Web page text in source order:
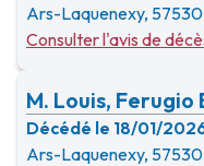
Ars-Laquenexy, 57530
Consulter l'avis de
M. Louis, Ferugio
Décédé le 18/01/
Ars-Laquenexy, 57530